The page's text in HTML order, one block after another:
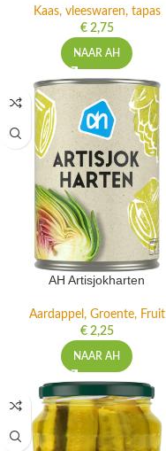
Kaas, vleeswaren, tapas
€2,75
NAAR AH
AH Artisjokharten
Aardappel, Groente, Fruit
€2,25
NAAR AH